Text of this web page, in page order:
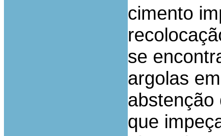
cimento
se
argolas
abstenção
que